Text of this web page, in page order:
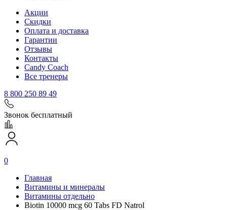
Акции
Скидки
Оплата и доставка
Гарантии
Отзывы
Контакты
Candy Coach
Все тренеры
8 800 250 89 49
Звонок бесплатный
0
Главная
Витамины и минералы
Витамины отдельно
Biotin 10000 mcg 60 Tabs FD Natrol